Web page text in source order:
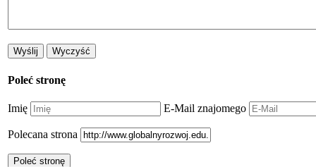
Poleć stronę
Imię E-Mail znajomego
Polecana strona